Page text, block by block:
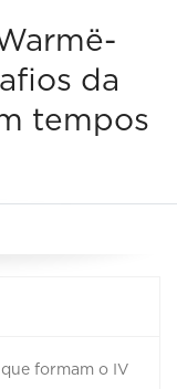
da
tempos
formam o IV